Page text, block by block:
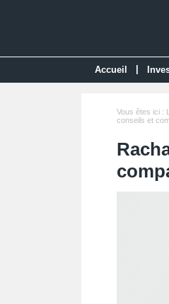
Accueil
Vous êtes ici :
conseils et